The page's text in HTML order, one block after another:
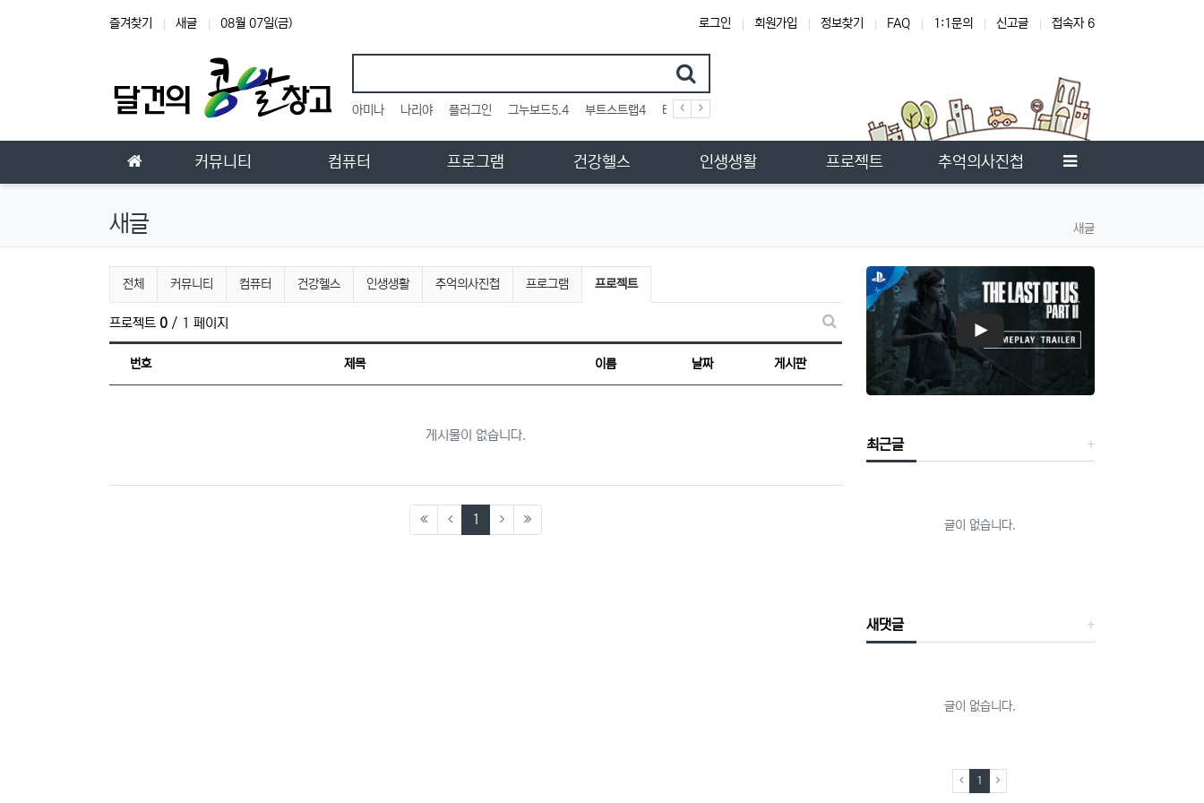
즐겨찾기 새글 08월 07일(금) 로그인 회원가입 정보찾기 FAQ 1:1문의 신고글 접속자 6
인기검색어
아미나 나리야 플러그인 그누보드5.4 부트스트랩4 테마 스킨
커뮤니티 컴퓨터 프로그램 건강헬스 인생생활 프로젝트 추억의사진첩
홈으로 사이드바
새글 새글
전체게시물 그룹 목록
전체 커뮤니티 컴퓨터 건강헬스 인생생활 추억의사진첩 프로그램 현재 그룹
프로젝트
프로젝트 0 / 1 페이지
새글 검색
번호
제목 이름 날짜 게시판
게시물이 없습니다.
1 (current)
최근글
글이 없습니다.
새댓글
글이 없습니다.
1 (current)